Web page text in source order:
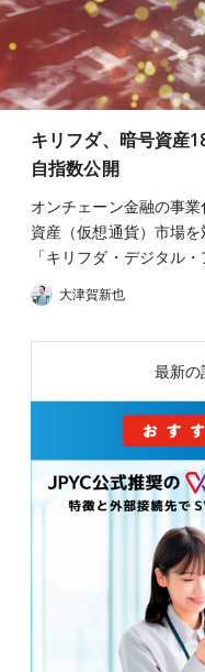
キリフダ、暗号資産
自指数公開
オンチェーン金融の事
資産（仮想通貨）市場
「キリフダ・デジタル
大津賀新也
最新の